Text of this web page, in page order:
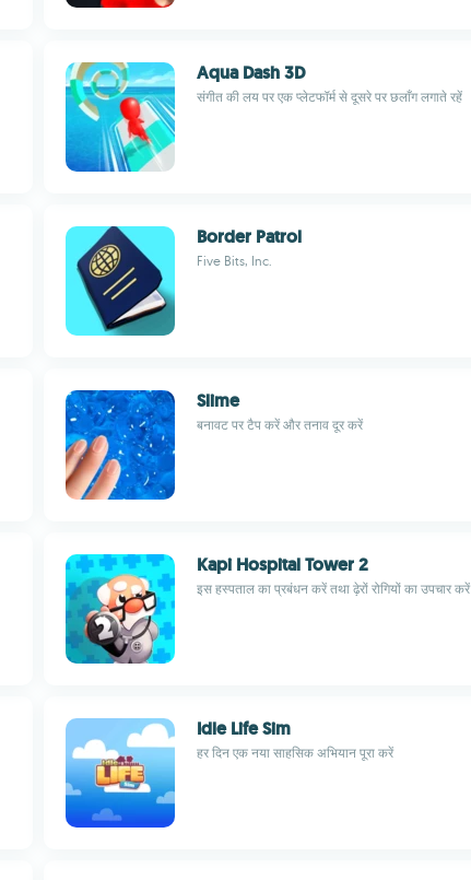
Aqua Dash 3D
संगीत की लय पर एक प्लेटफॉर्म से दूसरे पर छलाँग लगाते रहें
Border Patrol
Five Bits, Inc.
Slime
बनावट पर टैप करें और तनाव दूर करें
Kapi Hospital Tower 2
इस हस्पताल का प्रबंधन करें तथा ढ़ेरों रोगियों का उपचार करें
Idle Life Sim
हर दिन एक नया साहसिक अभियान पूरा करें